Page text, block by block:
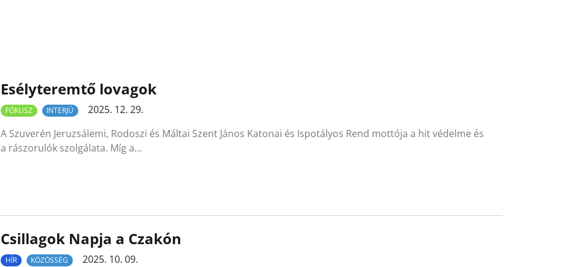
Esélyteremtő lovagok
FÓKUSZ INTERJÚ
2025. 12. 29.
A Szuverén Jeruzsálemi, Rodoszi és Máltai Szent János Katonai és Ispotályos Rend mottója a hit védelme és
a rászorulók szolgálata. Míg a…
Csillagok Napja a Czakón
HÍR KÖZÖSSÉG
2025. 10. 09.